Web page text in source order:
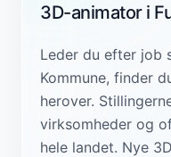
3D-animator i
Leder du efter job
Kommune, finder
herover.
virksomheder og
hele landet. Nye